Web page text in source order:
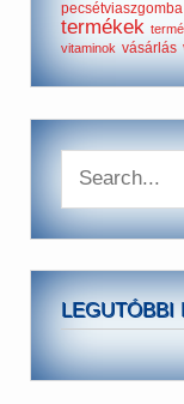
pecsétviaszgomba
termékek
vitaminok vásárlás
LEGUTÓBBI